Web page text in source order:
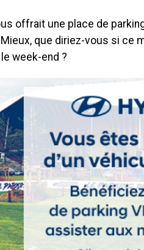
offrait une place de
que diriez-vous si ce
week-end ?